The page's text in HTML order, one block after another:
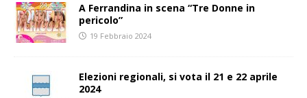
A Ferrandina in scena “Tre Donne in
pericolo”
19 Febbraio 2024
Elezioni regionali, si vota il 21 e 22 aprile
2024